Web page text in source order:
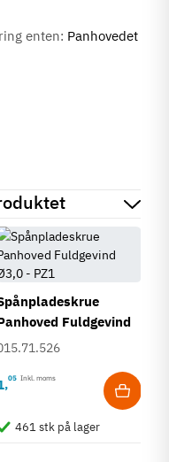
enten: Panhovedet
Fuldgevind
- PZ1
,05 Inkl. moms
461 stk på lager